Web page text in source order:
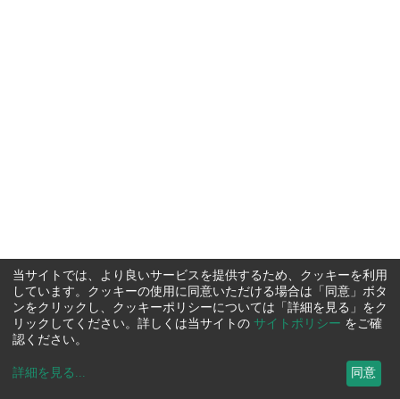
当サイトでは、より良いサービスを提供するため、クッキーを利用
しています。クッキーの使用に同意いただける場合は「同意」ボタ
ンをクリックし、クッキーポリシーについては「詳細を見る」をク
リックしてください。詳しくは当サイトの サイトポリシー をご確
認ください。
詳細を見る ... 同意